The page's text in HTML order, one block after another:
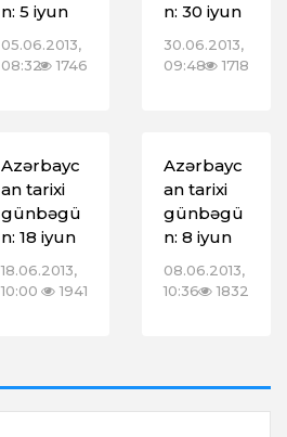
n: 5 iyun
05.06.2013,
08:32 1746
n: 30 iyun
30.06.2013,
09:48
1718
Azərbayc
an tarixi
günbəgü
n: 18 iyun
18.06.2013,
10:00
1941
Azərbayc
an tarixi
günbəgü
n: 8 iyun
08.06.2013,
10:36
1832